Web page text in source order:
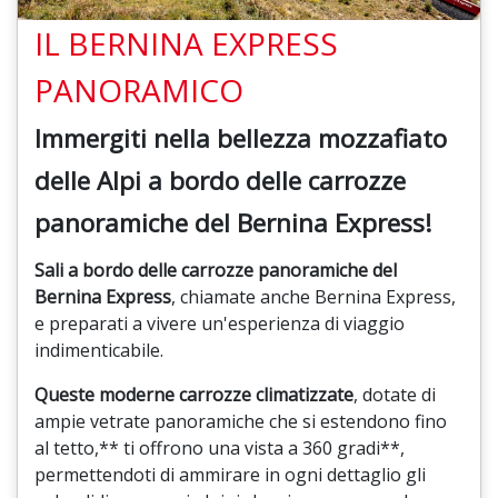
IL BERNINA EXPRESS
PANORAMICO
Immergiti nella bellezza mozzafiato
delle Alpi a bordo delle carrozze
panoramiche del Bernina Express!
Sali a bordo delle carrozze panoramiche del
Bernina Express, chiamate anche Bernina Express,
e preparati a vivere un'esperienza di viaggio
indimenticabile.
Queste moderne carrozze climatizzate, dotate di
ampie vetrate panoramiche che si estendono fino
al tetto,** ti offrono una vista a 360 gradi**,
permettendoti di ammirare in ogni dettaglio gli